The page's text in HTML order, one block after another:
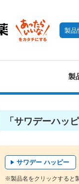
製品
製
「サワデーハッ
サワデー ハッピー
※製品名をクリックすると